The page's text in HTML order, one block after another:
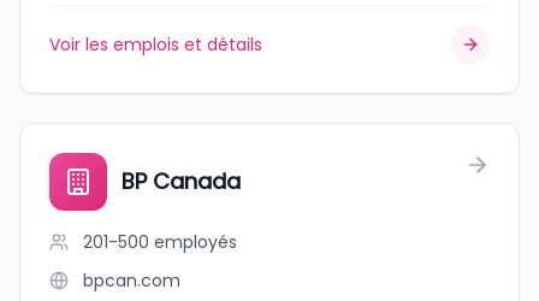
Voir les emplois et détails
BP Canada
201-500 employés
bpcan.com